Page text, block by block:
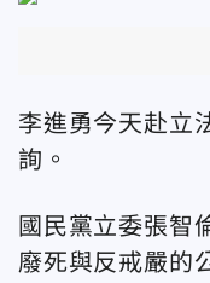
李進勇今天赴立
詢。
國民黨立委張智
廢死與反戒嚴的